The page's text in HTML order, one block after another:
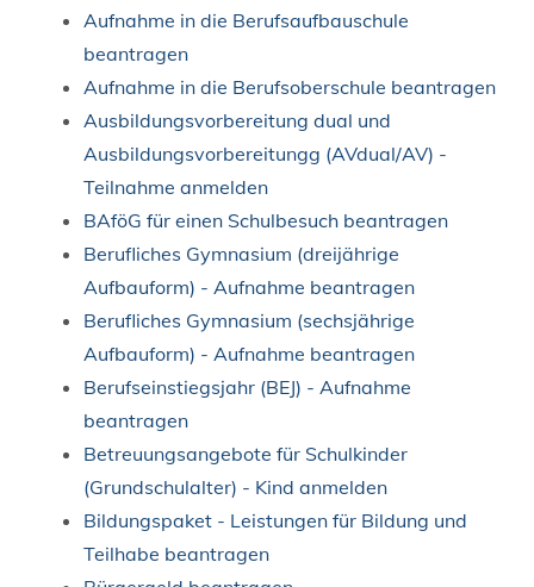
Aufnahme in die Berufsaufbauschule
beantragen
Aufnahme in die Berufsoberschule beantragen
Ausbildungsvorbereitung dual und
Ausbildungsvorbereitungg (AVdual/AV) -
Teilnahme anmelden
BAföG für einen Schulbesuch beantragen
Berufliches Gymnasium (dreijährige
Aufbauform) - Aufnahme beantragen
Berufliches Gymnasium (sechsjährige
Aufbauform) - Aufnahme beantragen
Berufseinstiegsjahr (BEJ) - Aufnahme
beantragen
Betreuungsangebote für Schulkinder
(Grundschulalter) - Kind anmelden
Bildungspaket - Leistungen für Bildung und
Teilhabe beantragen